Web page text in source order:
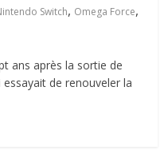
Switch, Omega Force,
ans après la sortie de
de renouveler la